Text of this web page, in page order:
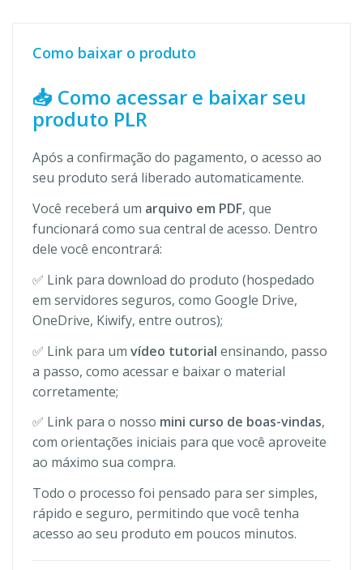
Como baixar o produto
📥 Como acessar e baixar seu
produto PLR
Após a confirmação do pagamento, o acesso ao
seu produto será liberado automaticamente.
Você receberá um arquivo em PDF, que
funcionará como sua central de acesso. Dentro
dele você encontrará:
✅ Link para download do produto (hospedado
em servidores seguros, como Google Drive,
OneDrive, Kiwify, entre outros);
✅ Link para um vídeo tutorial ensinando, passo
a passo, como acessar e baixar o material
corretamente;
✅ Link para o nosso mini curso de boas-vindas,
com orientações iniciais para que você aproveite
ao máximo sua compra.
Todo o processo foi pensado para ser simples,
rápido e seguro, permitindo que você tenha
acesso ao seu produto em poucos minutos.